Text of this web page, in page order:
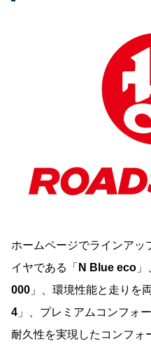
ホームページでラインアッ
イヤである「 N Blue eco
000 」、環境性能と走りを
4 」、プレミアムコンフォ
耐久性を実現したコンフォ